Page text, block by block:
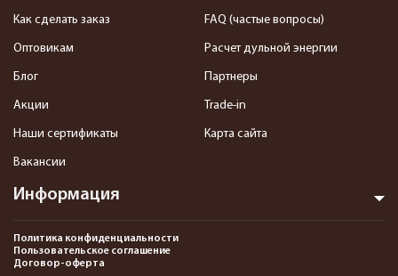
Информация
Как сделать заказ
Оптовикам
Блог
Акции
Наши сертификаты
Вакансии
FAQ (частые вопросы)
Расчет дульной энергии
Партнеры
Trade-in
Карта сайта
Политика конфиденциальности
Пользовательское соглашение
Договор-оферта